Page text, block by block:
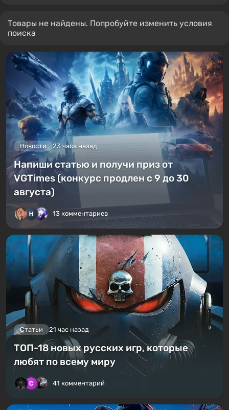
Товары не найдены. Попробуйте изменить условия
поиска
Новости 23 часа назад
Напиши статью и получи приз от
VGTimes (конкурс продлен с 9 до 30
августа)
13 комментариев
Статьи 21 час назад
ТОП-18 новых русских игр, которые
любят по всему миру
41 комментарий